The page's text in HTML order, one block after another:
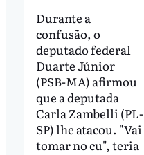
Durante a
confusão, o
deputado federal
Duarte Júnior
(PSB-MA) afirmou
que a deputada
Carla Zambelli (PL-
SP) lhe atacou. "Vai
tomar no cu", teria